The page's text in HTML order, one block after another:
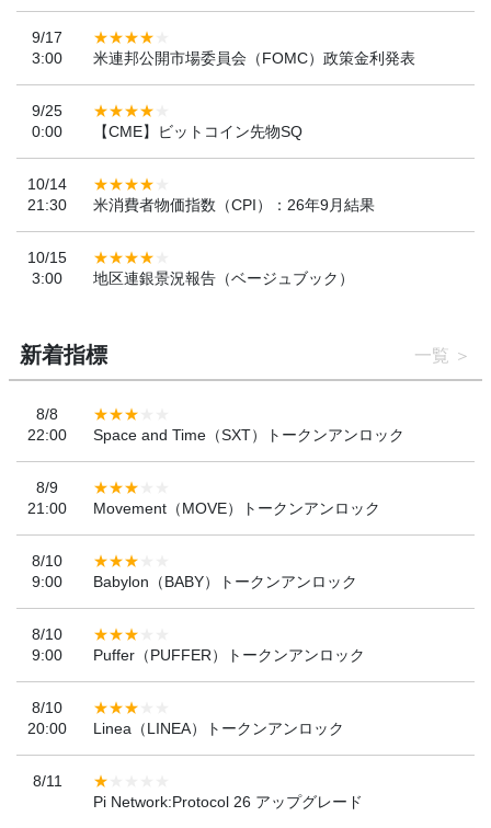
9/17
3:00
米連邦公開市場委員会（FOMC）政策金利発表
9/25
0:00
【CME】ビットコイン先物SQ
10/14
21:30
米消費者物価指数（CPI）：26年9月結果
10/15
3:00
地区連銀景況報告（ベージュブック）
新着指標 一覧
8/8
22:00
Space and Time（SXT）トークンアンロック
8/9
21:00
Movement（MOVE）トークンアンロック
8/10
9:00
Babylon（BABY）トークンアンロック
8/10
9:00
Puffer（PUFFER）トークンアンロック
8/10
20:00
Linea（LINEA）トークンアンロック
8/11
Pi Network:Protocol 26 アップグレード